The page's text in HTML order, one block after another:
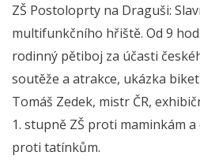
ZŠ Postoloprty na Draguši:
multifunkčního hřiště. Od 9
rodinný pětiboj za účasti
soutěže a atrakce, ukázka
Tomáš Zedek, mistr ČR,
1. stupně ZŠ proti maminkám
proti tatínkům.